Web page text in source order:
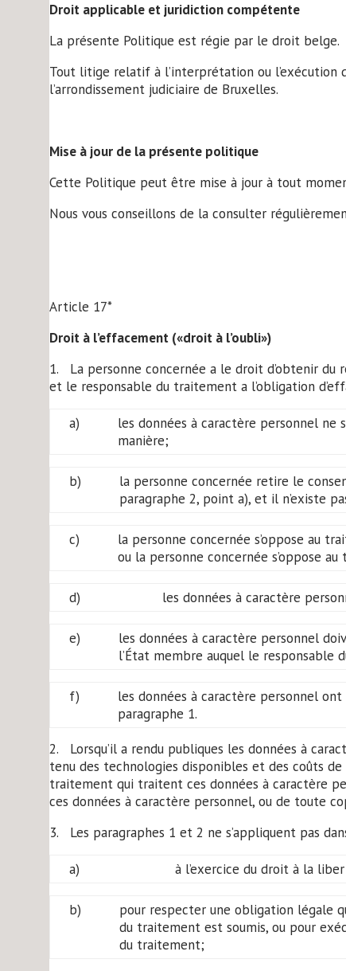
Droit applicable et juridiction compétente
La présente Politique est régie par le droit belge.
Tout litige relatif à l’interprétation ou l’exécution
l’arrondissement judiciaire de Bruxelles.
Mise à jour de la présente politique
Cette Politique peut être mise à jour à tout
Nous vous conseillons de la consulter
Article 17*
Droit à l’effacement («droit à l’oubli»)
1. La personne concernée a le droit d’obtenir du
et le responsable du traitement a l’obligation
a)
les données à caractère personnel ne
manière;
b)
la personne concernée retire le
paragraphe 2, point a), et il n’existe
c)
la personne concernée s’oppose au
ou la personne concernée s’oppose
d) les données à caractère
e)
les données à caractère personnel
l’État membre auquel le responsable
f)
les données à caractère personnel
paragraphe 1.
2. Lorsqu’il a rendu publiques les données à
tenu des technologies disponibles et des coûts
traitement qui traitent ces données à caractère
ces données à caractère personnel, ou de toute
3. Les paragraphes 1 et 2 ne s’appliquent pas
a) à l’exercice du droit à la
b)
pour respecter une obligation légale
du traitement est soumis, ou pour
du traitement;